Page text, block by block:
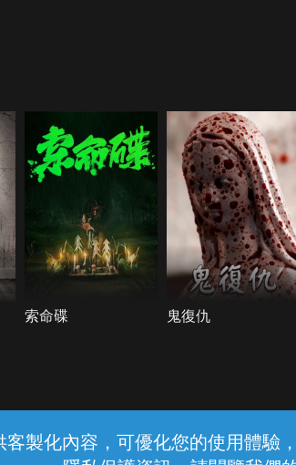
製化內容，可優化您的使用體驗
索命碟 鬼復仇
線上客服